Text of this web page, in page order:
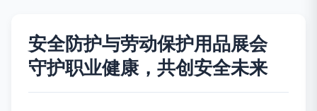
安全防护与劳动保护用品展会
守护职业健康，共创安全未来